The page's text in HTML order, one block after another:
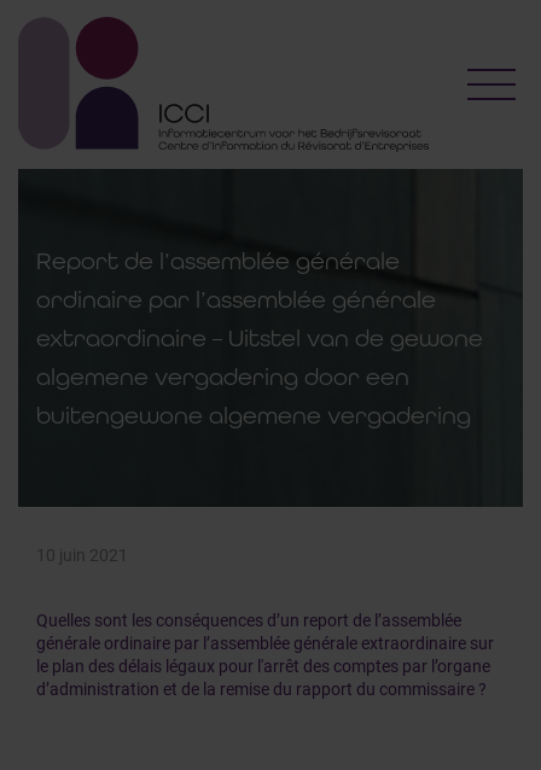
Report de l’assemblée générale
ordinaire par l’assemblée générale
extraordinaire – Uitstel van de gewone
algemene vergadering door een
buitengewone algemene vergadering
10 juin 2021
Quelles sont les conséquences d’un report de l’assemblée
générale ordinaire par l’assemblée générale extraordinaire sur
le plan des délais légaux pour l'arrêt des comptes par l’organe
d’administration et de la remise du rapport du commissaire ?